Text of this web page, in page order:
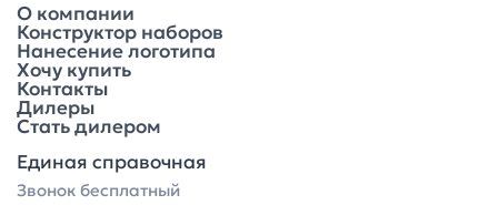
О компании
Конструктор наборов
Нанесение логотипа
Хочу купить
Контакты
Дилеры
Стать дилером
Единая справочная
Звонок бесплатный